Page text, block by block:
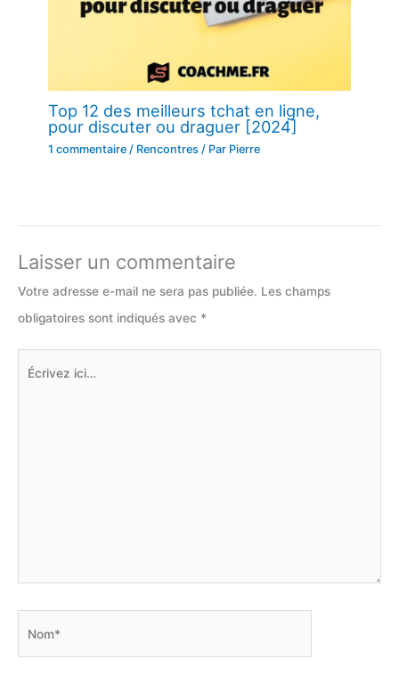
Top 12 des meilleurs tchat en ligne,
pour discuter ou draguer [2024]
1 commentaire / Rencontres / Par Pierre
Laisser un commentaire
Votre adresse e-mail ne sera pas publiée. Les champs
obligatoires sont indiqués avec *